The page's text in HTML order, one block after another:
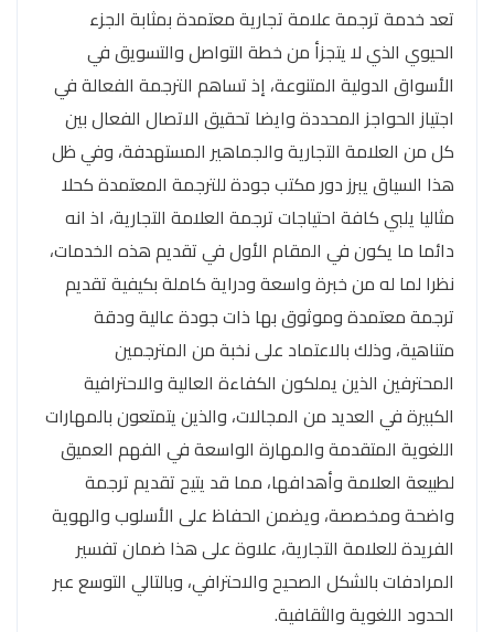
تعد خدمة ترجمة علامة تجارية معتمدة بمثابة الجزء
الحيوي الذي لا يتجزأ من خطة التواصل والتسويق في
الأسواق الدولية المتنوعة، إذ تساهم الترجمة الفعالة في
اجتياز الحواجز المحددة وايضا تحقيق الاتصال الفعال بين
كل من العلامة التجارية والجماهير المستهدفة، وفي ظل
هذا السياق يبرز دور مكتب جودة للترجمة المعتمدة كحلا
مثاليا يلبي كافة احتياجات ترجمة العلامة التجارية، اذ انه
دائما ما يكون في المقام الأول في تقديم هذه الخدمات،
نظرا لما له من خبرة واسعة ودراية كاملة بكيفية تقديم
ترجمة معتمدة وموثوق بها ذات جودة عالية ودقة
متناهية، وذلك بالاعتماد على نخبة من المترجمين
المحترفين الذين يملكون الكفاءة العالية والاحترافية
الكبيرة في العديد من المجالات، والذين يتمتعون بالمهارات
اللغوية المتقدمة والمهارة الواسعة في الفهم العميق
لطبيعة العلامة وأهدافها، مما قد يتيح تقديم ترجمة
واضحة ومخصصة، ويضمن الحفاظ على الأسلوب والهوية
الفريدة للعلامة التجارية، علاوة على هذا ضمان تفسير
المرادفات بالشكل الصحيح والاحترافي، وبالتالي التوسع عبر
الحدود اللغوية والثقافية.